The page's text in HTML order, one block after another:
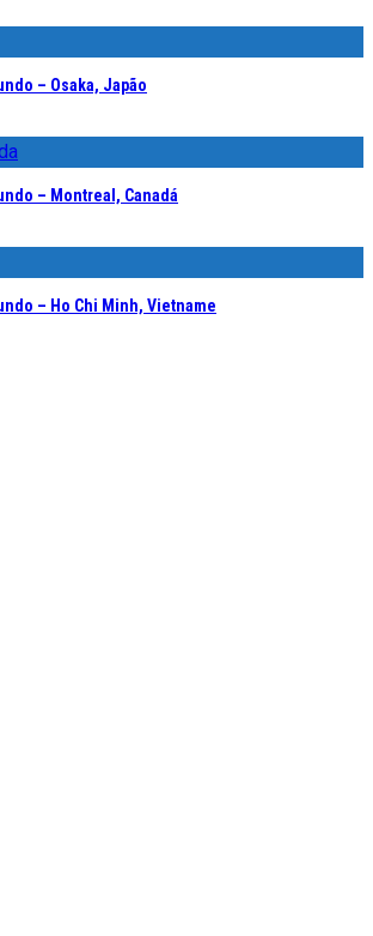
– Osaka, Japão
– Montreal, Canadá
– Ho Chi Minh, Vietname